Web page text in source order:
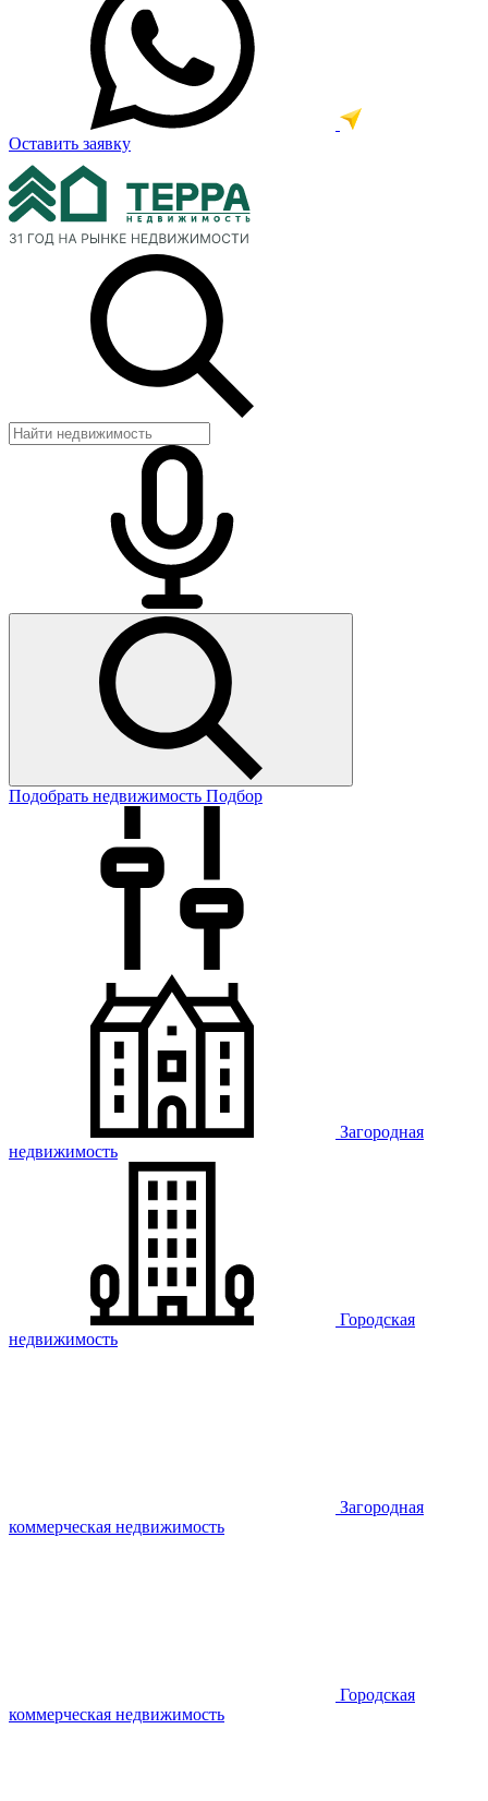
Оставить заявку
Подобрать недвижимость Подбор
Загородная
недвижимость
Городская
недвижимость
Загородная
коммерческая недвижимость
Городская
коммерческая недвижимость